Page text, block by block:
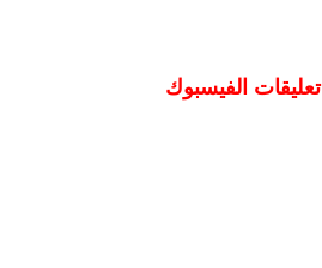
تعليقات الفيسبوك